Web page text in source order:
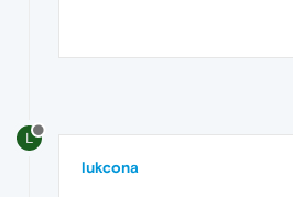
L
lukcona